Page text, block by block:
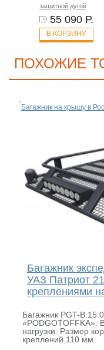
защитной дугой
55 090 Р.
В КОРЗИНУ
ПОХОЖИЕ
Багажник на крышу в
Багажник
УАЗ Патриот
креплениями
Багажник PGT-
«PODGOTOFFKA».
нагрузки. Размер
креплений 110 мм.